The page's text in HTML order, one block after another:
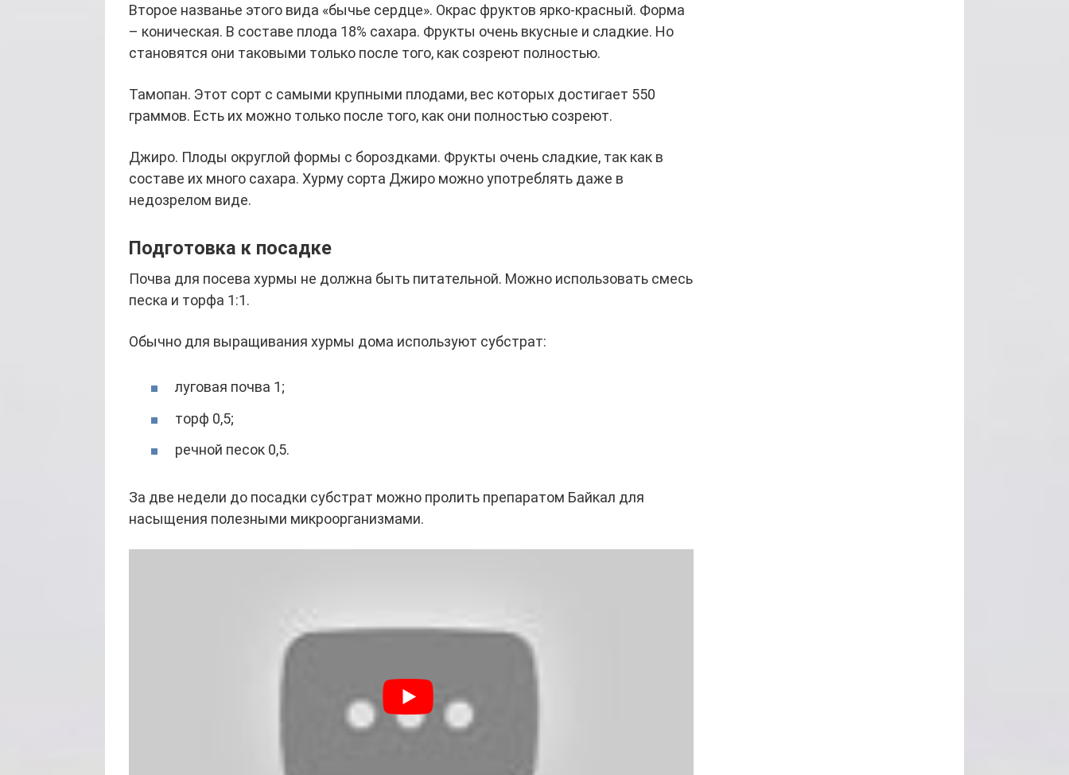
Второе названье этого вида «бычье сердце». Окрас фруктов ярко-красный. Форма
– коническая. В составе плода 18% сахара. Фрукты очень вкусные и сладкие. Но
становятся они таковыми только после того, как созреют полностью.
Тамопан. Этот сорт с самыми крупными плодами, вес которых достигает 550
граммов. Есть их можно только после того, как они полностью созреют.
Джиро. Плоды округлой формы с бороздками. Фрукты очень сладкие, так как в
составе их много сахара. Хурму сорта Джиро можно употреблять даже в
недозрелом виде.
Подготовка к посадке
Почва для посева хурмы не должна быть питательной. Можно использовать смесь
песка и торфа 1:1.
Обычно для выращивания хурмы дома используют субстрат:
луговая почва 1;
торф 0,5;
речной песок 0,5.
За две недели до посадки субстрат можно пролить препаратом Байкал для
насыщения полезными микроорганизмами.